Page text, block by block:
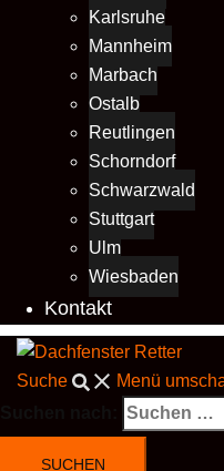
Karlsruhe
Mannheim
Marbach
Ostalb
Reutlingen
Schorndorf
Schwarzwald
Stuttgart
Ulm
Wiesbaden
Kontakt
Suche
Menü